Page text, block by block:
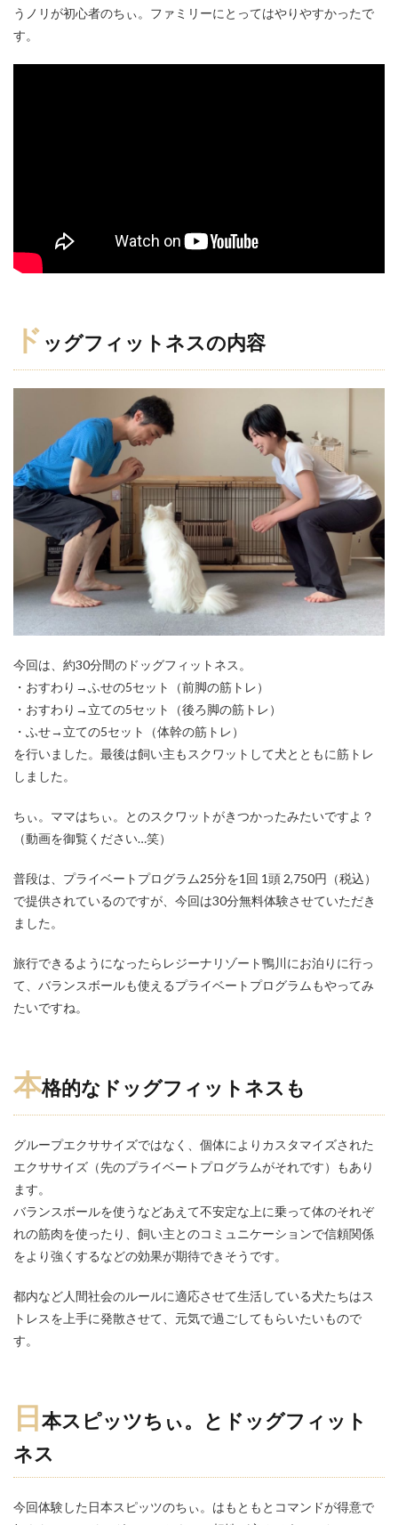
うノリが初心者のちぃ。ファミリーにとってはやりやすかったで
す。
ド ッグフィットネスの内容
今回は、約30分間のドッグフィットネス。
・おすわり→ふせの5セット（前脚の筋トレ）
・おすわり→立ての5セット（後ろ脚の筋トレ）
・ふせ→立ての5セット（体幹の筋トレ）
を行いました。最後は飼い主もスクワットして犬とともに筋トレ
しました。
ちぃ。ママはちぃ。とのスクワットがきつかったみたいですよ？
（動画を御覧ください…笑）
普段は、プライベートプログラム25分を1回 1頭 2,750円（税込）
で提供されているのですが、今回は30分無料体験させていただき
ました。
旅行できるようになったらレジーナリゾート鴨川にお泊りに行っ
て、バランスボールも使えるプライベートプログラムもやってみ
たいですね。
本格的なドッグフィットネスも
グループエクササイズではなく、個体によりカスタマイズされた
エクササイズ（先のプライベートプログラムがそれです）もあり
ます。
バランスボールを使うなどあえて不安定な上に乗って体のそれぞ
れの筋肉を使ったり、飼い主とのコミュニケーションで信頼関係
をより強くするなどの効果が期待できそうです。
都内など人間社会のルールに適応させて生活している犬たちはス
トレスを上手に発散させて、元気で過ごしてもらいたいもので
す。
日本スピッツちぃ。とドッグフィット
ネス
今回体験した日本スピッツのちぃ。はもともとコマンドが得意で